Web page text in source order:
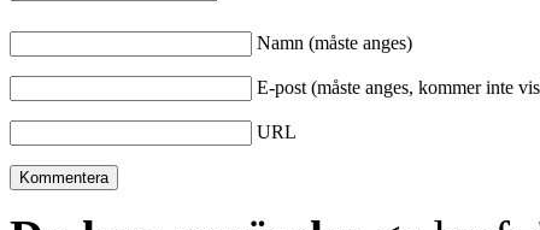
Namn (måste anges)
E-post (måste anges, kommer inte
URL